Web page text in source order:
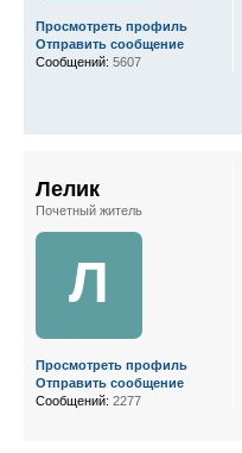
Просмотреть профиль
Отправить сообщение
Сообщений: 5607
Лелик
Почетный житель
Л
Просмотреть профиль
Отправить сообщение
Сообщений: 2277